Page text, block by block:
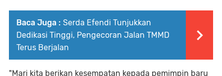
Baca Juga : Serda Efendi Tunjukkan
Dedikasi Tinggi, Pengecoran Jalan TMMD
Terus Berjalan
"Mari kita berikan kesempatan kepada pemimpin baru